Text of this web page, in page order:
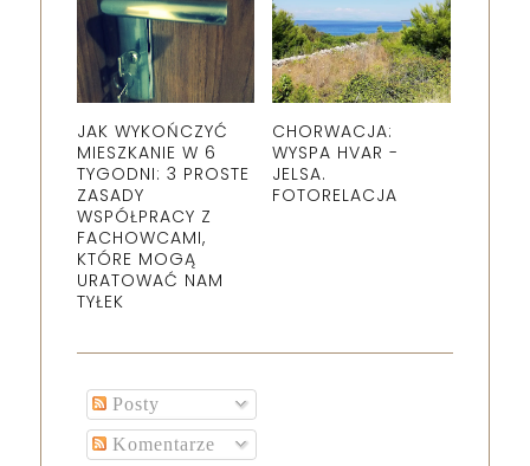
JAK WYKOŃCZYĆ
MIESZKANIE W 6
TYGODNI: 3 PROSTE
ZASADY
WSPÓŁPRACY Z
FACHOWCAMI,
KTÓRE MOGĄ
URATOWAĆ NAM
TYŁEK
CHORWACJA:
WYSPA HVAR -
JELSA.
FOTORELACJA
Posty
Komentarze